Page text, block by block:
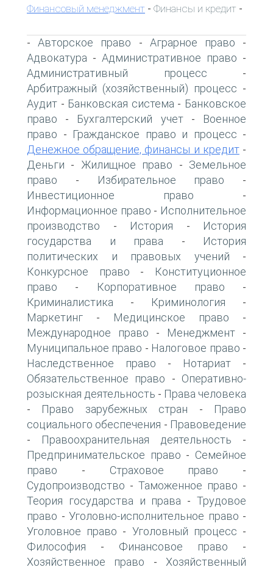
Финансовый менеджмент - Финансы и кредит -
-Авторское право - Аграрное право -
Адвокатура - Административное право -
Административный процесс -
Арбитражный (хозяйственный) процесс -
Аудит - Банковская система - Банковское
право - Бухгалтерский учет-
Военное
право - Гражданское право и процесс -
Денежное обращение, финансы и кредит-
Деньги - Жилищное право - Земельное
право - Избирательное право -
Инвестиционное право -
Информационное право - Исполнительное
производство - История -
История
государства и права -
История
политических и правовых учений -
Конкурсное право -
Конституционное
право - Корпоративное право -
Криминалистика - Криминология -
Маркетинг - Медицинское право -
Международное право - Менеджмент -
Муниципальное право - Налоговое право -
Наследственное право - Нотариат -
Обязательственное право - Оперативно-
розыскная деятельность - Права человека
- Право зарубежных стран -
Право
социального обеспечения - Правоведение
- Правоохранительная деятельность -
Предпринимательское право - Семейное
право - Страховое право -
Судопроизводство - Таможенное право -
Теория государства и права -Трудовое
право - Уголовно-исполнительное право -
Уголовное право - Уголовный процесс -
Философия - Финансовое право -
Хозяйственное право - Хозяйственный